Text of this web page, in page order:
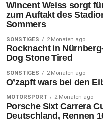
Wincent Weiss sorgt
zum Auftakt des
Sommers
SONSTIGES 2 Monaten ago
Rocknacht in
Dog Stone Tired
SONSTIGES 2 Monaten ago
O’zapft wars bei den
MOTORSPORT 2 Monaten ago
Porsche Sixt Carrera
Deutschland, Rennen